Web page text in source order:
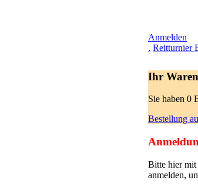
Anmelden
. Reitturnier
Ihr
Sie haben 0
Bestellung
Bitte hier mit
anmelden,